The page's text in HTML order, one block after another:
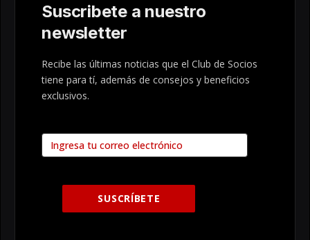
Suscribete a nuestro
newsletter
Recibe las últimas noticias que el Club de Socios
tiene para tí, además de consejos y beneficios
exclusivos.